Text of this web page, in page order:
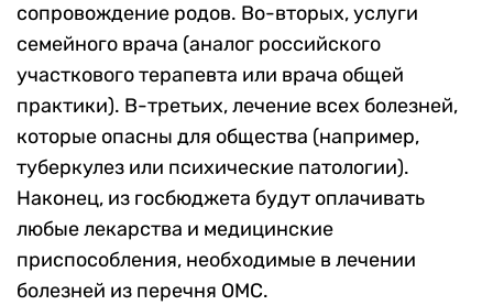
сопровождение родов. Во-вторых, услуги
семейного врача (аналог российского
участкового терапевта или врача общей
практики). В-третьих, лечение всех болезней,
которые опасны для общества (например,
туберкулез или психические патологии).
Наконец, из госбюджета будут оплачивать
любые лекарства и медицинские
приспособления, необходимые в лечении
болезней из перечня ОМС.